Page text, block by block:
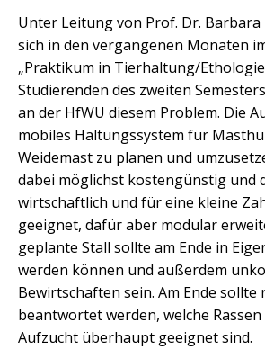
Unter Leitung von Prof. Dr. Barbara
sich in den vergangenen Monaten
„Praktikum in Tierhaltung/
Studierenden des zweiten
an der HfWU diesem Problem. Die
mobiles Haltungssystem für
Weidemast zu planen und
dabei möglichst kostengünstig und
wirtschaftlich und für eine kleine
geeignet, dafür aber modular
geplante Stall sollte am Ende in
werden können und außerdem
Bewirtschaften sein. Am Ende sollte
beantwortet werden, welche
Aufzucht überhaupt geeignet sind.